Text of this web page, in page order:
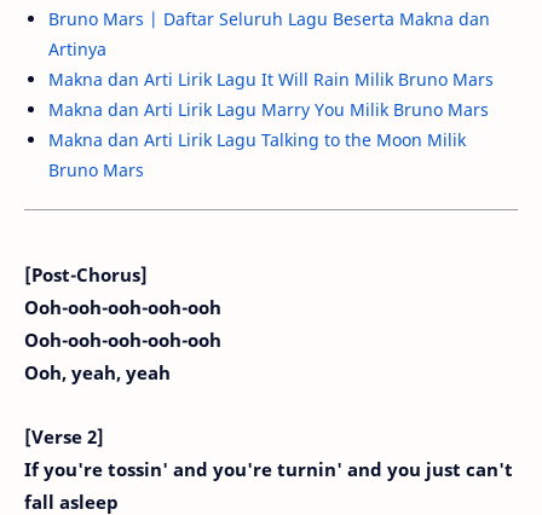
Bruno Mars | Daftar Seluruh Lagu Beserta Makna dan
Artinya
Makna dan Arti Lirik Lagu It Will Rain Milik Bruno Mars
Makna dan Arti Lirik Lagu Marry You Milik Bruno Mars
Makna dan Arti Lirik Lagu Talking to the Moon Milik
Bruno Mars
[Post-Chorus]
Ooh-ooh-ooh-ooh-ooh
Ooh-ooh-ooh-ooh-ooh
Ooh, yeah, yeah
[Verse 2]
If you're tossin' and you're turnin' and you just can't
fall asleep